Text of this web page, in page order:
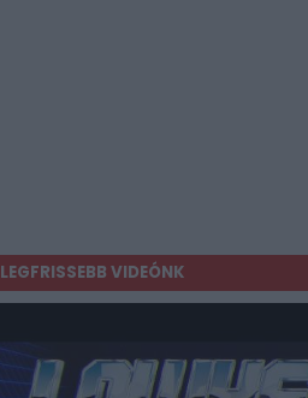
LEGFRISSEBB VIDEÓNK